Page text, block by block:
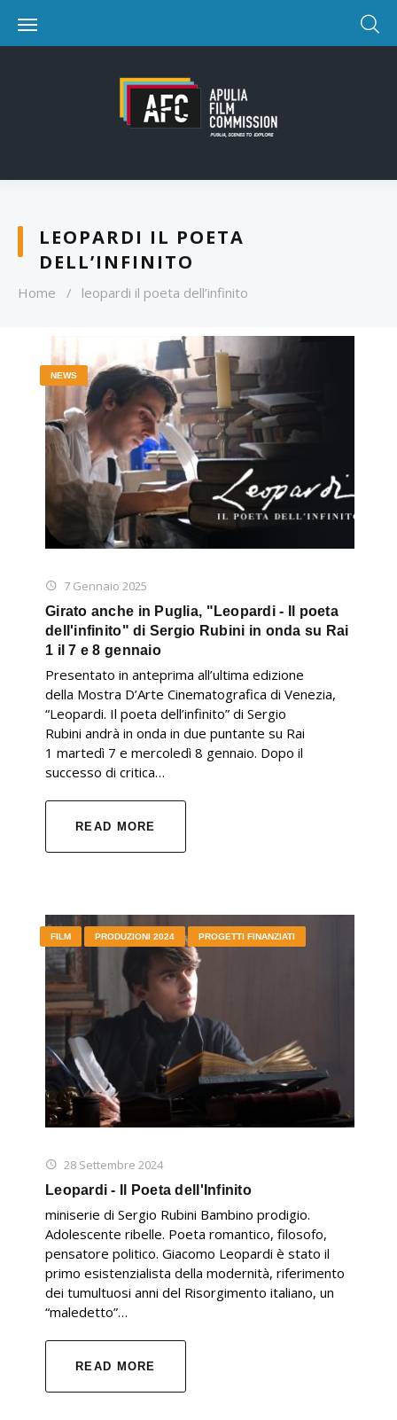
LEOPARDI IL POETA
DELL’INFINITO
Home / leopardi il poeta dell’infinito
7 Gennaio 2025
NEWS
Girato anche in Puglia, "Leopardi - Il poeta
dell'infinito" di Sergio Rubini in onda su Rai
1 il 7 e 8 gennaio
Presentato in anteprima all’ultima edizione
della Mostra D’Arte Cinematografica di Venezia,
“Leopardi. Il poeta dell’infinito” di Sergio
Rubini andrà in onda in due puntante su Rai
1 martedì 7 e mercoledì 8 gennaio. Dopo il
successo di critica…
READ MORE
28 Settembre 2024
FILM PRODUZIONI 2024 PROGETTI FINANZIATI
Leopardi - Il Poeta dell'Infinito
miniserie di Sergio Rubini Bambino prodigio.
Adolescente ribelle. Poeta romantico, filosofo,
pensatore politico. Giacomo Leopardi è stato il
primo esistenzialista della modernità, riferimento
dei tumultuosi anni del Risorgimento italiano, un
“maledetto”…
READ MORE